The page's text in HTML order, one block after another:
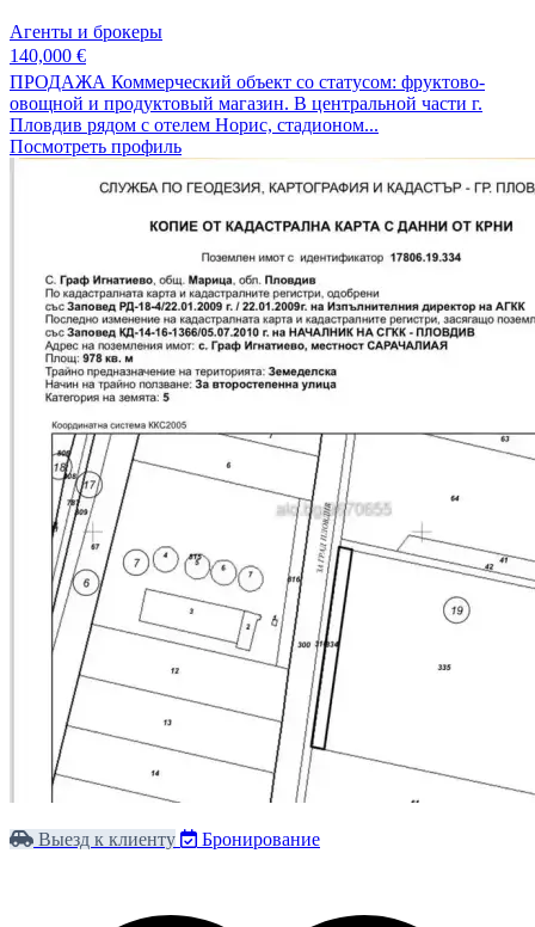
Агенты и брокеры
140,000 €
ПРОДАЖА Коммерческий объект со статусом: фруктово-
овощной и продуктовый магазин. В центральной части г.
Пловдив рядом с отелем Норис, стадионом...
Посмотреть профиль
Выезд к клиенту Бронирование